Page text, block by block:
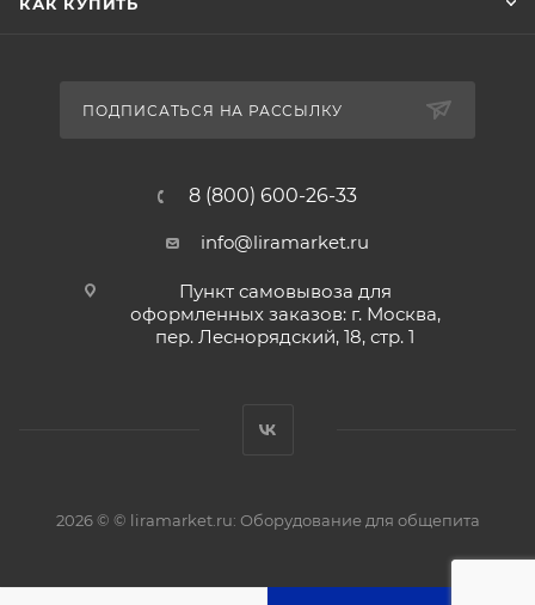
ПОДПИСАТЬСЯ НА РАССЫЛКУ
8 (800) 600-26-33
info@liramarket.ru
Пункт самовывоза для
оформленных заказов: г. Москва,
пер. Леснорядский, 18, стр. 1
2026 © © liramarket.ru: Оборудование для общепита